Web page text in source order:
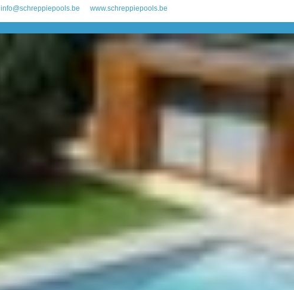
info@schreppiepools.be www.schreppiepools.be